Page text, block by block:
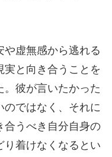
虚無感から逃れる
と向き合うことを
彼が言いたかった
ではなく、それに
合うべき自分自身の
り着けなくなるとい